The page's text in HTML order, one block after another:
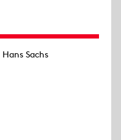
Hans Sachs